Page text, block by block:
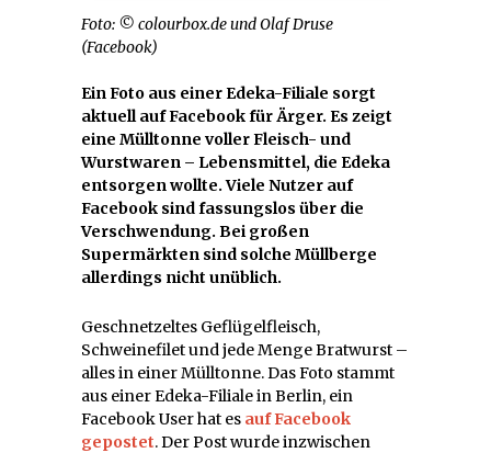
Foto: © colourbox.de und Olaf Druse
(Facebook)
Ein Foto aus einer Edeka-Filiale sorgt
aktuell auf Facebook für Ärger. Es zeigt
eine Mülltonne voller Fleisch- und
Wurstwaren – Lebensmittel, die Edeka
entsorgen wollte. Viele Nutzer auf
Facebook sind fassungslos über die
Verschwendung. Bei großen
Supermärkten sind solche Müllberge
allerdings nicht unüblich.
Geschnetzeltes Geflügelfleisch,
Schweinefilet und jede Menge Bratwurst –
alles in einer Mülltonne. Das Foto stammt
aus einer Edeka-Filiale in Berlin, ein
Facebook User hat es auf Facebook
gepostet. Der Post wurde inzwischen